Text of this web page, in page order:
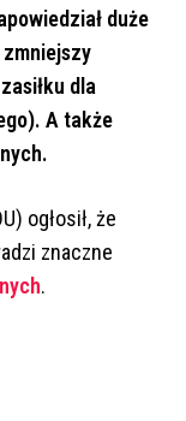
duże
dla
A także
ogłosił, że
znaczne
.